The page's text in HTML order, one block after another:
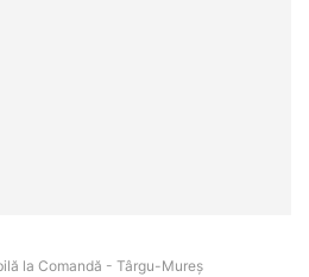
la Comandă - Târgu-Mureş